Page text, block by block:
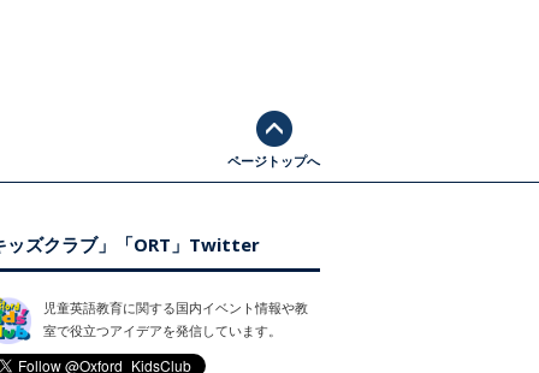
ページトップへ
ッズクラブ」「ORT」Twitter
児童英語教育に関する国内イベント情報や教
室で役立つアイデアを発信しています。